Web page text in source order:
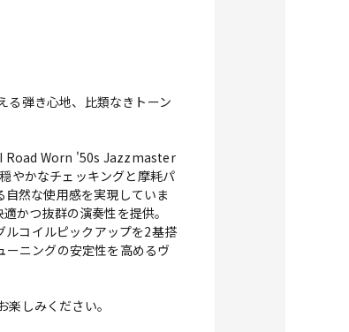
弾き心地、比類なきトーン
Road Worn '50s Jazzmaster
やかなチェッキングと摩耗パ
然な使用感を実現していま
かつ抜群の演奏性を提供。
ルコイルピックアップを2基搭
ニングの安定性を高めるヴ
しみください。